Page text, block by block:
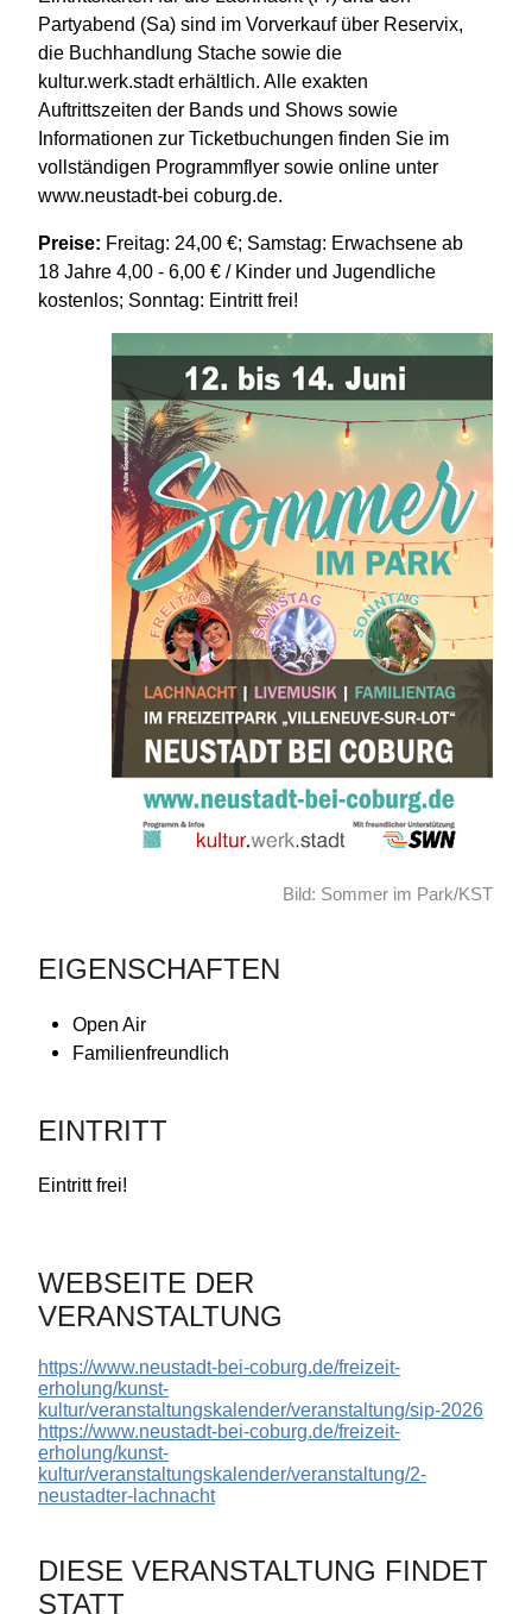
Partyabend (Sa) sind im Vorverkauf über Reservix,
die Buchhandlung Stache sowie die
kultur.werk.stadt erhältlich. Alle exakten
Auftrittszeiten der Bands und Shows sowie
Informationen zur Ticketbuchungen finden Sie im
vollständigen Programmflyer sowie online unter
www.neustadt-bei coburg.de.
Preise: Freitag: 24,00 €; Samstag: Erwachsene ab
18 Jahre 4,00 - 6,00 € / Kinder und Jugendliche
kostenlos; Sonntag: Eintritt frei!
Bild: Sommer im Park/KST
EIGENSCHAFTEN
Open Air
Familienfreundlich
EINTRITT
Eintritt frei!
WEBSEITE DER
VERANSTALTUNG
https://www.neustadt-bei-coburg.de/freizeit-
erholung/kunst-
kultur/veranstaltungskalender/veranstaltung/sip-2026
https://www.neustadt-bei-coburg.de/freizeit-
erholung/kunst-
kultur/veranstaltungskalender/veranstaltung/2-
neustadter-lachnacht
DIESE VERANSTALTUNG FINDET
STATT